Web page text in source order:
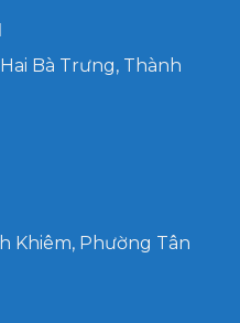
Bà Trưng, Thành
Khiêm, Phường Tân